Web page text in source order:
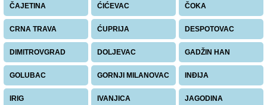
ČAJETINA ĆIĆEVAC ČOKA
CRNA TRAVA ĆUPRIJA DESPOTOVAC
DIMITROVGRAD DOLJEVAC GADŽIN HAN
GOLUBAC GORNJI MILANOVAC INĐIJA
IRIG IVANJICA JAGODINA